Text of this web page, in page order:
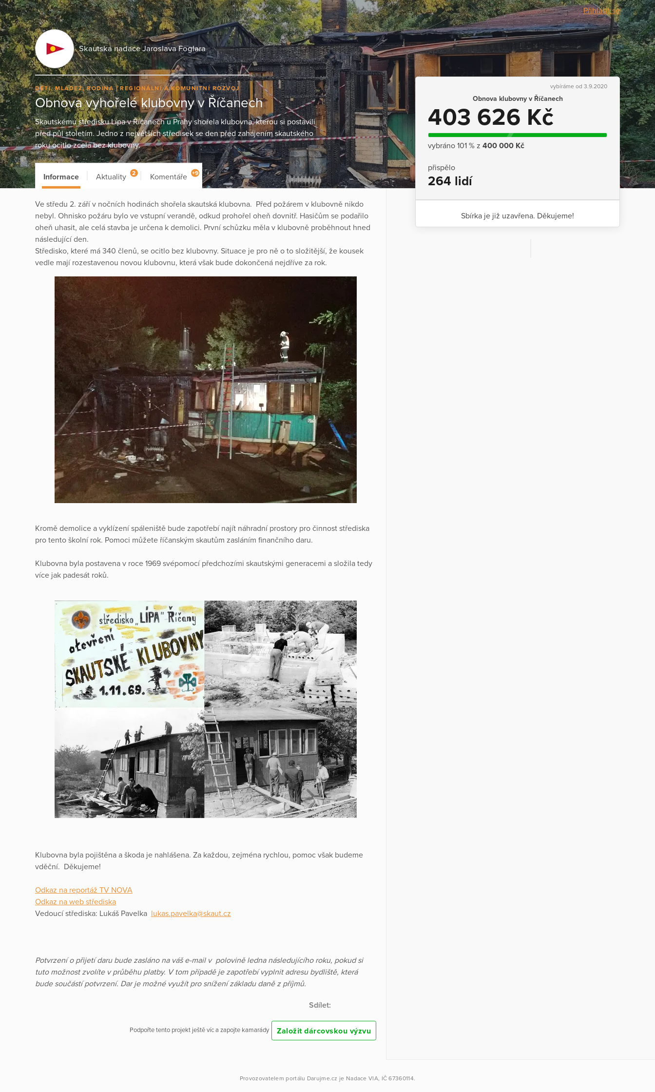
Přihlásit se
Skautská nadace Jaroslava Foglara
DĚTI, MLÁDEŽ, RODINA REGIONÁLNÍ A KOMUNITNÍ ROZVOJ
Obnova vyhořelé klubovny v Říčanech
Skautskému středisku Lípa v Říčanech u Prahy shořela klubovna, kterou si postavili
před půl stoletím. Jedno z největších středisek se den před zahájením skautského
roku ocitlo zcela bez klubovny.
vybíráme od 3.9.2020
Obnova klubovny v Říčanech
403 626 Kč
vybráno 101 % z 400 000 Kč
přispělo
264 lidí
Sbírka je již uzavřena. Děkujeme!
Informace Aktuality 2 Komentáře +9
Ve středu 2. září v nočních hodinách shořela skautská klubovna. Před požárem v klubovně nikdo
nebyl. Ohnisko požáru bylo ve vstupní verandě, odkud prohořel oheň dovnitř. Hasičům se podařilo
oheň uhasit, ale celá stavba je určena k demolici. První schůzku měla v klubovně proběhnout hned
následující den.
Středisko, které má 340 členů, se ocitlo bez klubovny. Situace je pro ně o to složitější, že kousek
vedle mají rozestavenou novou klubovnu, která však bude dokončená nejdříve za rok.
Kromě demolice a vyklízení spáleniště bude zapotřebí najít náhradní prostory pro činnost střediska
pro tento školní rok. Pomoci můžete říčanským skautům zasláním finančního daru.
Klubovna byla postavena v roce 1969 svépomocí předchozími skautskými generacemi a složila tedy
více jak padesát roků.
Klubovna byla pojištěna a škoda je nahlášena. Za každou, zejména rychlou, pomoc však budeme
vděční. Děkujeme!
Odkaz na reportáž TV NOVA
Odkaz na web střediska
Vedoucí střediska: Lukáš Pavelka lukas.pavelka@skaut.cz
Potvrzení o přijetí daru bude zasláno na váš e-mail v polovině ledna následujícího roku, pokud si
tuto možnost zvolíte v průběhu platby. V tom případě je zapotřebí vyplnit adresu bydliště, která
bude součástí potvrzení. Dar je možné využít pro snížení základu daně z příjmů.
Sdílet:
Podpořte tento projekt ještě víc a zapojte kamarády Založit dárcovskou výzvu
Provozovatelem portálu Darujme.cz je Nadace VIA, IČ 67360114.